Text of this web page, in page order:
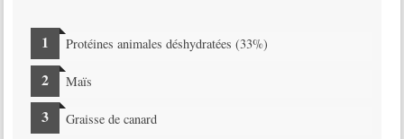
Protéines animales déshydratées (33%)
Maïs
Graisse de canard